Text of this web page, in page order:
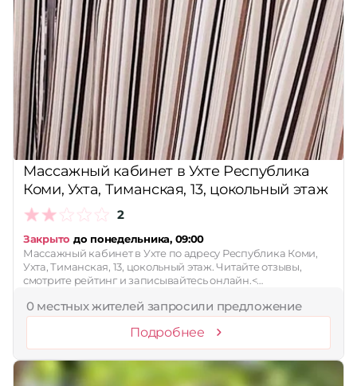
Массажный кабинет в Ухте Республика
Коми, Ухта, Тиманская, 13, цокольный этаж
2
Закрыто до понедельника, 09:00
Массажный кабинет в Ухте по адресу Республика Коми,
Ухта, Тиманская, 13, цокольный этаж. Читайте отзывы,
смотрите рейтинг и записывайтесь онлайн.<…
0 местных жителей запросили предложение
Подробнее